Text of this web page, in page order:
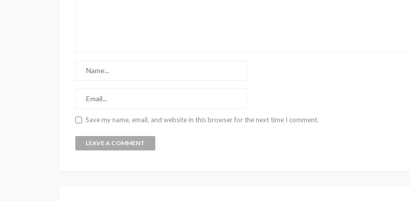
Save my name, email, and website in this browser for the next time I comment.